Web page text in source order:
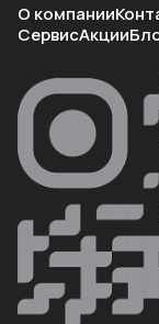
О компании
СервисАкции